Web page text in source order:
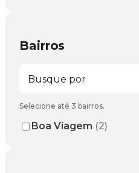
Bairros
Selecione até 3 bairros.
Boa Viagem (2)